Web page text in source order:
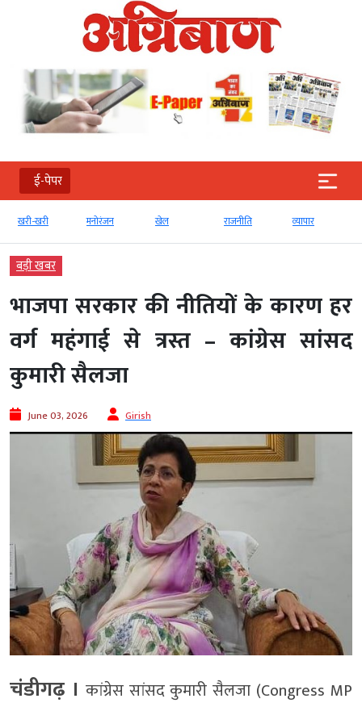
ई-पेपर
खरी-खरी मनोरंजन खेल राजनीति व्‍यापार
बड़ी खबर
भाजपा सरकार की नीतियों के कारण हर
वर्ग महंगाई से त्रस्त – कांग्रेस सांसद
कुमारी सैलजा
June 03, 2026 Girish
चंडीगढ़ । कांग्रेस सांसद कुमारी सैलजा (Congress MP